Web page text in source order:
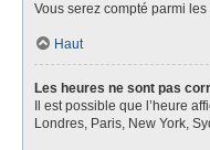
Vous serez compté parmi
Haut
Les heures ne sont pas
Il est possible que l’heure
Londres, Paris, New York,